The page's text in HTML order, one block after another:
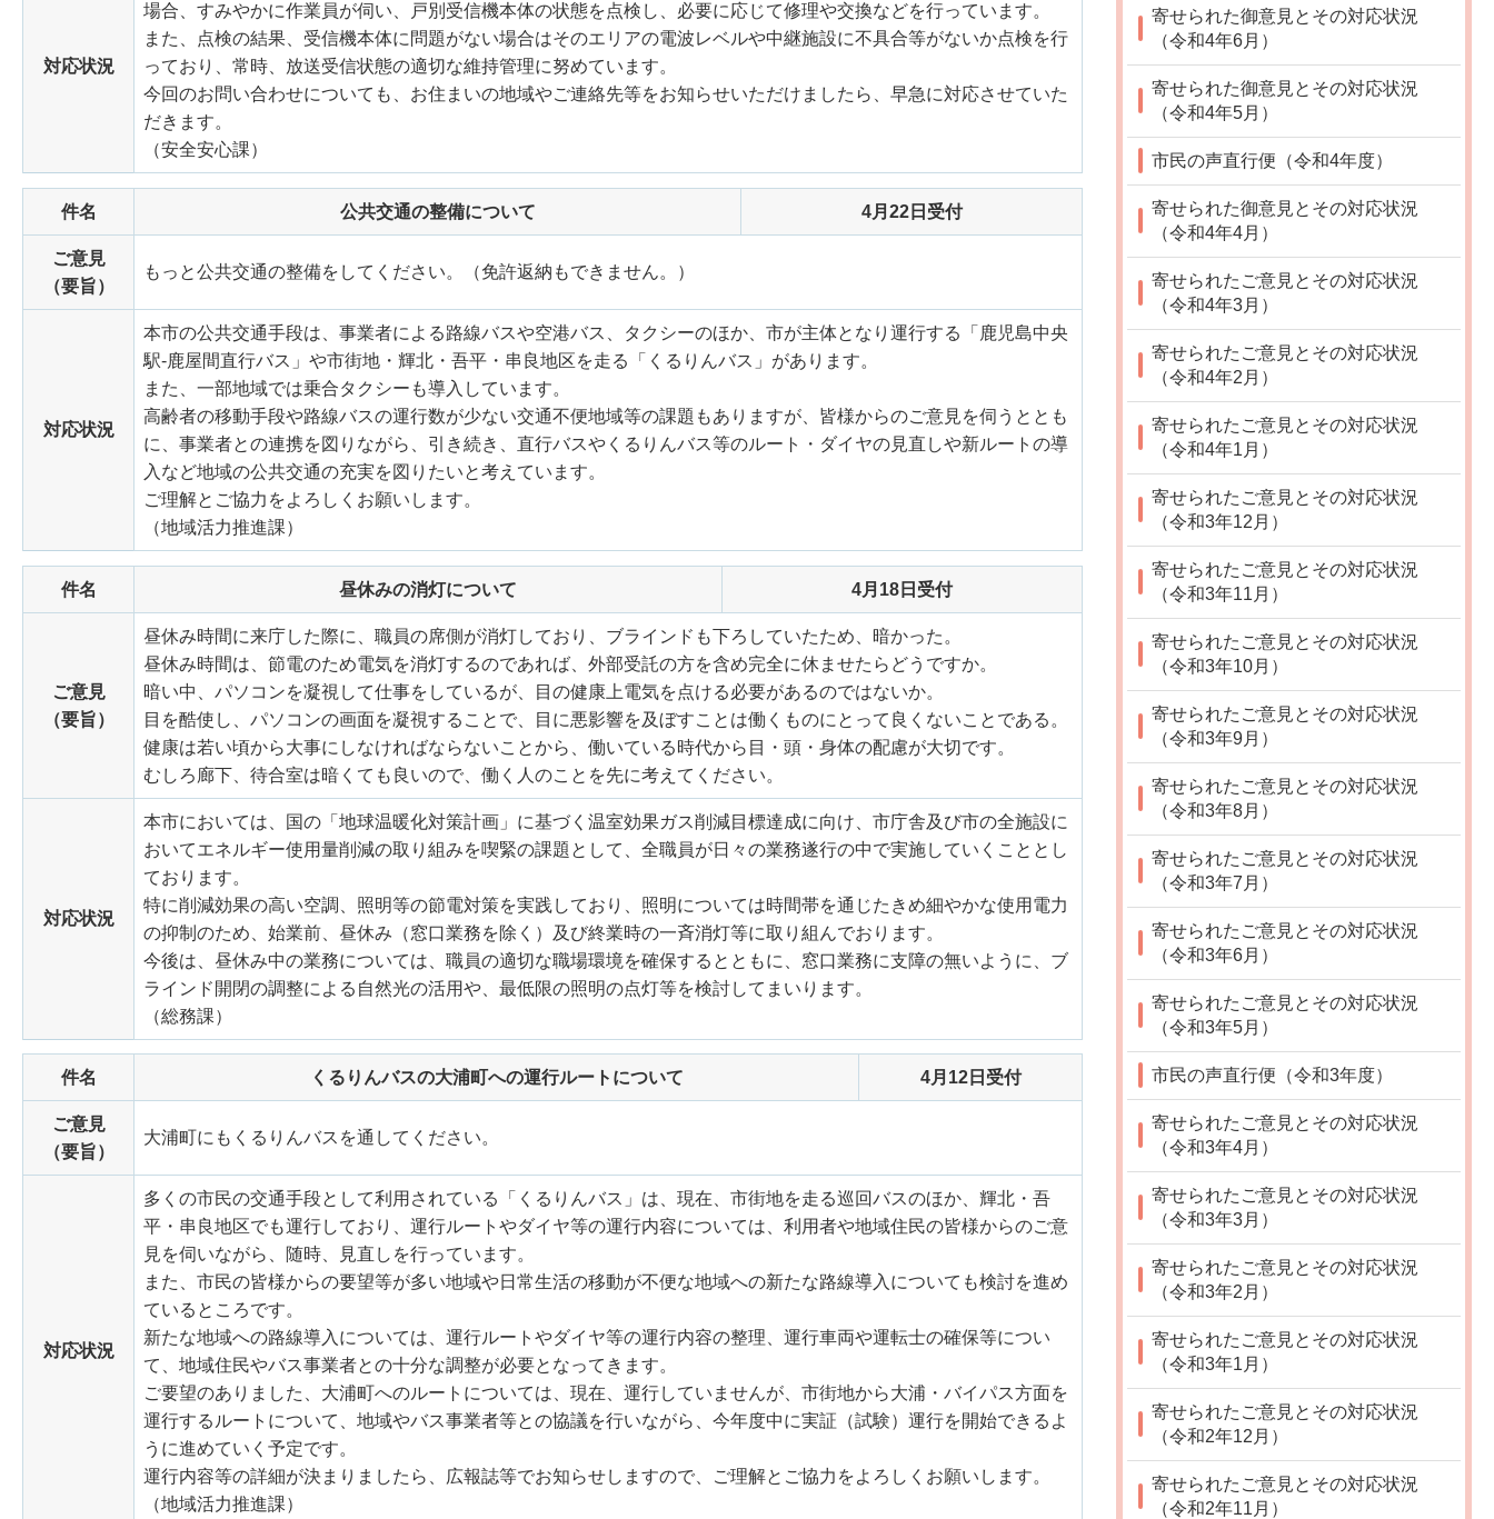
対応状況
場合、すみやかに作業員が伺い、戸別受信機本体の状態を点検し、必要に応じて修理や交換などを行っています。
また、点検の結果、受信機本体に問題がない場合はそのエリアの電波レベルや中継施設に不具合等がないか点検を行
っており、常時、放送受信状態の適切な維持管理に努めています。
今回のお問い合わせについても、お住まいの地域やご連絡先等をお知らせいただけましたら、早急に対応させていた
だきます。
（安全安心課）
件名 公共交通の整備について 4月22日受付
ご意見
（要旨）
もっと公共交通の整備をしてください。（免許返納もできません。）
対応状況
本市の公共交通手段は、事業者による路線バスや空港バス、タクシーのほか、市が主体となり運行する「鹿児島中央
駅-鹿屋間直行バス」や市街地・輝北・吾平・串良地区を走る「くるりんバス」があります。
また、一部地域では乗合タクシーも導入しています。
高齢者の移動手段や路線バスの運行数が少ない交通不便地域等の課題もありますが、皆様からのご意見を伺うととも
に、事業者との連携を図りながら、引き続き、直行バスやくるりんバス等のルート・ダイヤの見直しや新ルートの導
入など地域の公共交通の充実を図りたいと考えています。
ご理解とご協力をよろしくお願いします。
（地域活力推進課）
件名 昼休みの消灯について 4月18日受付
ご意見
（要旨）
昼休み時間に来庁した際に、職員の席側が消灯しており、ブラインドも下ろしていたため、暗かった。
昼休み時間は、節電のため電気を消灯するのであれば、外部受託の方を含め完全に休ませたらどうですか。
暗い中、パソコンを凝視して仕事をしているが、目の健康上電気を点ける必要があるのではないか。
目を酷使し、パソコンの画面を凝視することで、目に悪影響を及ぼすことは働くものにとって良くないことである。
健康は若い頃から大事にしなければならないことから、働いている時代から目・頭・身体の配慮が大切です。
むしろ廊下、待合室は暗くても良いので、働く人のことを先に考えてください。
対応状況
本市においては、国の「地球温暖化対策計画」に基づく温室効果ガス削減目標達成に向け、市庁舎及び市の全施設に
おいてエネルギー使用量削減の取り組みを喫緊の課題として、全職員が日々の業務遂行の中で実施していくこととし
ております。
特に削減効果の高い空調、照明等の節電対策を実践しており、照明については時間帯を通じたきめ細やかな使用電力
の抑制のため、始業前、昼休み（窓口業務を除く）及び終業時の一斉消灯等に取り組んでおります。
今後は、昼休み中の業務については、職員の適切な職場環境を確保するとともに、窓口業務に支障の無いように、ブ
ラインド開閉の調整による自然光の活用や、最低限の照明の点灯等を検討してまいります。
（総務課）
件名 くるりんバスの大浦町への運行ルートについて 4月12日受付
ご意見
（要旨）
大浦町にもくるりんバスを通してください。
対応状況
多くの市民の交通手段として利用されている「くるりんバス」は、現在、市街地を走る巡回バスのほか、輝北・吾
平・串良地区でも運行しており、運行ルートやダイヤ等の運行内容については、利用者や地域住民の皆様からのご意
見を伺いながら、随時、見直しを行っています。
また、市民の皆様からの要望等が多い地域や日常生活の移動が不便な地域への新たな路線導入についても検討を進め
ているところです。
新たな地域への路線導入については、運行ルートやダイヤ等の運行内容の整理、運行車両や運転士の確保等につい
て、地域住民やバス事業者との十分な調整が必要となってきます。
ご要望のありました、大浦町へのルートについては、現在、運行していませんが、市街地から大浦・バイパス方面を
運行するルートについて、地域やバス事業者等との協議を行いながら、今年度中に実証（試験）運行を開始できるよ
うに進めていく予定です。
運行内容等の詳細が決まりましたら、広報誌等でお知らせしますので、ご理解とご協力をよろしくお願いします。
（地域活力推進課）
寄せられた御意見とその対応状況
（令和4年6月）
寄せられた御意見とその対応状況
（令和4年5月）
市民の声直行便（令和4年度）
寄せられた御意見とその対応状況
（令和4年4月）
寄せられたご意見とその対応状況
（令和4年3月）
寄せられたご意見とその対応状況
（令和4年2月）
寄せられたご意見とその対応状況
（令和4年1月）
寄せられたご意見とその対応状況
（令和3年12月）
寄せられたご意見とその対応状況
（令和3年11月）
寄せられたご意見とその対応状況
（令和3年10月）
寄せられたご意見とその対応状況
（令和3年9月）
寄せられたご意見とその対応状況
（令和3年8月）
寄せられたご意見とその対応状況
（令和3年7月）
寄せられたご意見とその対応状況
（令和3年6月）
寄せられたご意見とその対応状況
（令和3年5月）
市民の声直行便（令和3年度）
寄せられたご意見とその対応状況
（令和3年4月）
寄せられたご意見とその対応状況
（令和3年3月）
寄せられたご意見とその対応状況
（令和3年2月）
寄せられたご意見とその対応状況
（令和3年1月）
寄せられたご意見とその対応状況
（令和2年12月）
寄せられたご意見とその対応状況
（令和2年11月）